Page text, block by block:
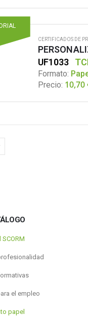
CERTIFICADOS DE
UF1033
Formato:
Precio: 10,70
el empleo
papel